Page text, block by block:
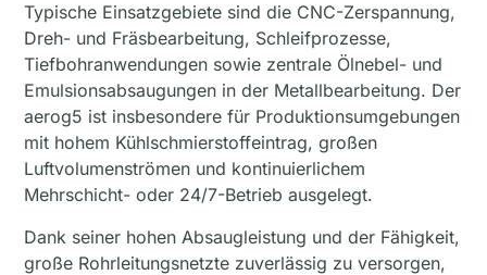
Typische Einsatzgebiete sind die CNC-Zerspannung,
Dreh- und Fräsbearbeitung, Schleifprozesse,
Tiefbohranwendungen sowie zentrale Ölnebel- und
Emulsionsabsaugungen in der Metallbearbeitung. Der
aerog5 ist insbesondere für Produktionsumgebungen
mit hohem Kühlschmierstoffeintrag, großen
Luftvolumenströmen und kontinuierlichem
Mehrschicht- oder 24/7-Betrieb ausgelegt.
Dank seiner hohen Absaugleistung und der Fähigkeit,
große Rohrleitungsnetzte zuverlässig zu versorgen,